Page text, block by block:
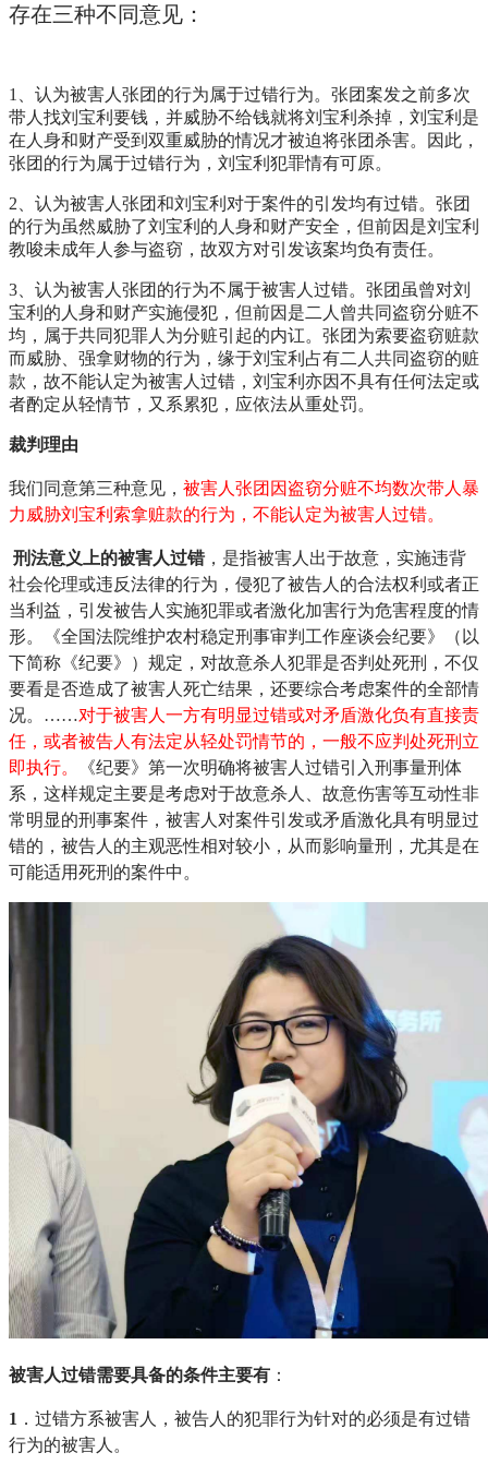
存在三种不同意见：
1、认为被害人张团的行为属于过错行为。张团案发之前多次
带人找刘宝利要钱，并威胁不给钱就将刘宝利杀掉，刘宝利是
在人身和财产受到双重威胁的情况才被迫将张团杀害。因此，
张团的行为属于过错行为，刘宝利犯罪情有可原。
2、认为被害人张团和刘宝利对于案件的引发均有过错。张团
的行为虽然威胁了刘宝利的人身和财产安全，但前因是刘宝利
教唆未成年人参与盗窃，故双方对引发该案均负有责任。
3、认为被害人张团的行为不属于被害人过错。 张团虽曾对刘
宝利的人身和财产实施侵犯，但前因是二人曾共同盗窃分赃不
均，属于共同犯罪人为分赃引起的内讧。张团为索要盗窃赃款
而威胁、强拿财物的行为，缘于刘宝利占有二人共同盗窃的赃
款，故不能认定为被害人过错，刘宝利亦因不具有任何法定或
者酌定从轻情节，又系累犯，应依法从重处罚。
裁判理由
我们同意第三种意见， 被害人张团因盗窃分赃不均数次带人暴
力威胁刘宝利索拿赃款的行为，不能认定为被害人过错。
刑法意义上的被害人过错 ，是指被害人出于故意，实施违背
社会伦理或违反法律的行为，侵犯了被告人的合法权利或者正
当利益，引发被告人实施犯罪或者激化加害行为危害程度的情
形。《全国法院维护农村稳定刑事审判工作座谈会纪要》（以
下简称《纪要》）规定，对故意杀人犯罪是否判处死刑，不仅
要看是否造成了被害人死亡结果，还要综合考虑案件的全部情
况。……对于被害人一方有明显过错或对矛盾激化负有直接责
任，或者被告人有法定从轻处罚情节的，一般不应判处死刑立
即执行。
《纪要》第一次明确将被害人过错引入刑事量刑体
系，这样规定主要是考虑对于故意杀人、故意伤害等互动性非
常明显的刑事案件，被害人对案件引发或矛盾激化具有明显过
错的，被告人的主观恶性相对较小，从而影响量刑，尤其是在
可能适用死刑的案件中。
被害人过错需要具备的条件主要有 ：
1 ．过错方系被害人，被告人的犯罪行为针对的必须是有过错
行为的被害人。